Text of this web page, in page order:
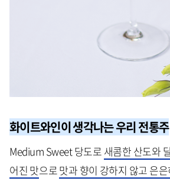
화이트와인이 생각나는 우리 전통주
Medium Sweet 당도로 새콤한 산도와
어진 맛으로맛과 향이 강하지 않고 은